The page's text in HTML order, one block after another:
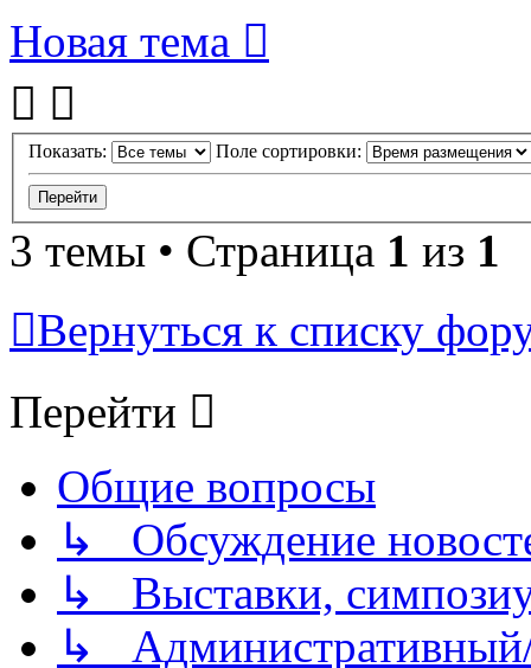
Новая тема
Показать: Поле сортировки:
3 темы • Страница 1 из 1
Вернуться к списку
Перейти
Общие вопросы
↳ Обсуждение
↳ Выставки,
↳